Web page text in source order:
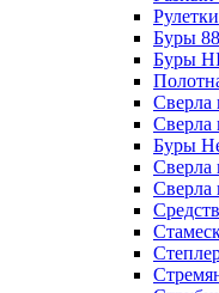
Рулетки
Буры
Буры
Сверла
Сверла
Буры
Сверла
Сверла